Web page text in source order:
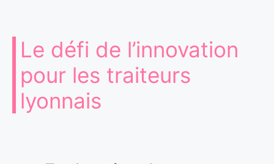
Le défi de l’innovation
pour les traiteurs
lyonnais